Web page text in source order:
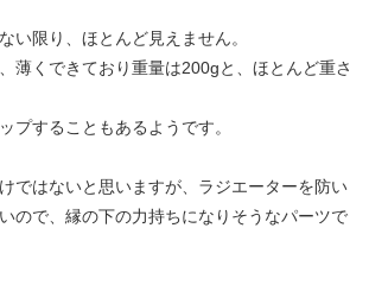
い限り、ほとんど見えません。
薄くできており重量は200gと、ほとんど重さ
プすることもあるようです。
ではないと思いますが、ラジエーターを防い
ので、縁の下の力持ちになりそうなパーツで